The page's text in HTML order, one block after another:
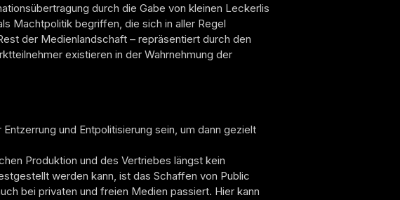
durch die Gabe von kleinen Leckerlis
Machtpolitik begriffen, die sich in aller Regel
der Medienlandschaft – repräsentiert durch den
existieren in der Wahrnehmung der
und Entpolitisierung sein, um dann gezielt
Produktion und des Vertriebes längst kein
werden kann, ist das Schaffen von Public
bei privaten und freien Medien passiert. Hier kann